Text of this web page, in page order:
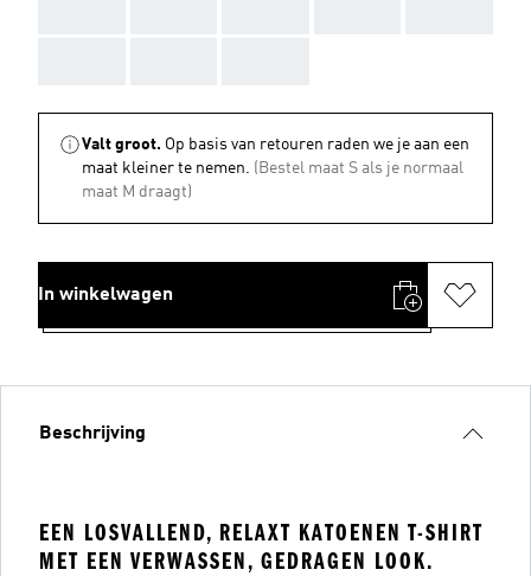
Valt groot. Op basis van retouren raden we je aan een
maat kleiner te nemen. (Bestel maat S als je normaal
maat M draagt)
In winkelwagen
Beschrijving
EEN LOSVALLEND, RELAXT KATOENEN T-SHIRT
MET EEN VERWASSEN, GEDRAGEN LOOK.